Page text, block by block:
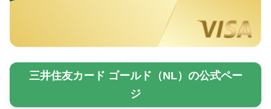
三井住友カード ゴールド（NL）の公式ペー
ジ